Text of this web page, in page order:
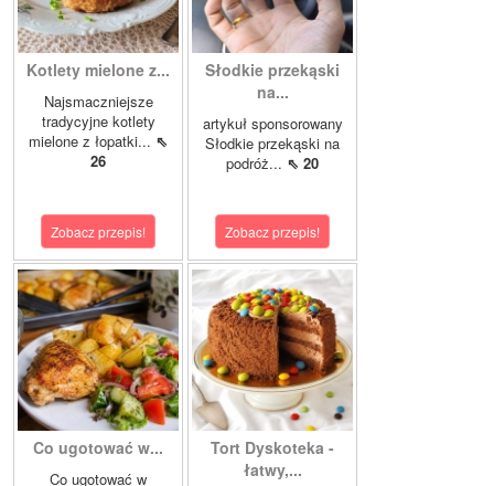
Kotlety mielone z...
Najsmaczniejsze
tradycyjne kotlety
mielone z łopatki... ⇖
26
Zobacz przepis!
Słodkie przekąski
na...
artykuł sponsorowany
Słodkie przekąski na
podróż... ⇖ 20
Zobacz przepis!
Co ugotować w...
Co ugotować w
Tort Dyskoteka -
łatwy,...